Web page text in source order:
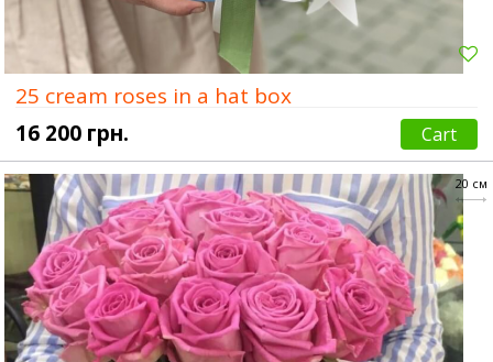
25 cream roses in a hat box
16 200 грн.
Cart
20 см